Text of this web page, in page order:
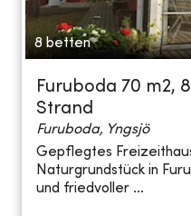
8 betten
Furuboda 70 m2,
Strand
Furuboda, Yngsjö
Gepflegtes
Naturgrundstück in
und friedvoller ...